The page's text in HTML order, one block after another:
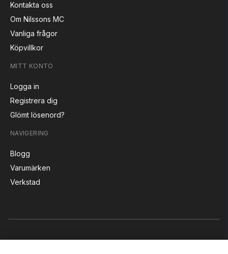
Kontakta oss
Om Nilssons MC
Vanliga frågor
Köpvillkor
MITT KONTO
Logga in
Registrera dig
Glömt lösenord?
NAVIGERING
Blogg
Varumärken
Verkstad